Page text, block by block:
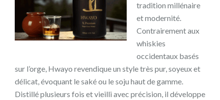
tradition millénaire
et modernité.
Contrairement aux
whiskies
occidentaux basés
sur l’orge, Hwayo revendique un style très pur, soyeux et
délicat, évoquant le saké ou le soju haut de gamme.
Distillé plusieurs fois et vieilli avec précision, il développe